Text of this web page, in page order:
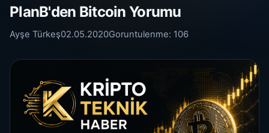
PlanB'den Bitcoin Yorumu
Ayşe Türkeş02.05.2020Goruntulenme: 106